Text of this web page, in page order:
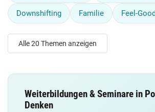
Downshifting Familie Feel-
Alle 20 Themen anzeigen
Weiterbildungen & Seminare in
Denken